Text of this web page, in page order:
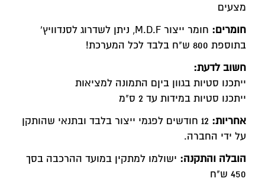
מצעים
חומרים:
חומר ייצור M.D.F, ניתן לשדרוג לסנדוויץ'
בתוספת 800 ש"ח בלבד לכל המערכת!
חשוב לדעת:
ייתכנו סטיות בגוון ביןם התמונה למציאות
ייתכנו סטיות במידות עד 2 ס"מ
אחריות:
12 חודשים לפגמי ייצור בלבד ובתנאי שהותקן
על ידי החברה.
הובלה והתקנה: ישולמו למתקין במועד ההרכבה בסך
450 ש"ח